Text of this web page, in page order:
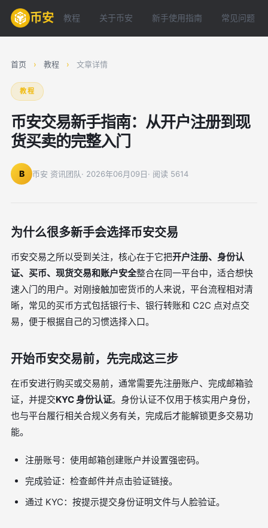
币安 教程 关于币安 新手使用指南 常见问题
首页 › 教程 › 文章详情
教程
币安交易新手指南：从开户注册到现
货买卖的完整入门
B 币安 资讯团队· 2026年06月09日· 阅读 5614
为什么很多新手会选择币安交易
币安交易之所以受到关注，核心在于它把开户注册、身份认
证、买币、现货交易和账户安全整合在同一平台中，适合想快
速入门的用户。对刚接触加密货币的人来说，平台流程相对清
晰，常见的买币方式包括银行卡、银行转账和 C2C 点对点交
易，便于根据自己的习惯选择入口。
开始币安交易前，先完成这三步
在币安进行购买或交易前，通常需要先注册账户、完成邮箱验
证，并提交KYC 身份认证。身份认证不仅用于核实用户身份，
也与平台履行相关合规义务有关，完成后才能解锁更多交易功
能。
注册账号：使用邮箱创建账户并设置强密码。
完成验证：检查邮件并点击验证链接。
通过 KYC：按提示提交身份证明文件与人脸验证。